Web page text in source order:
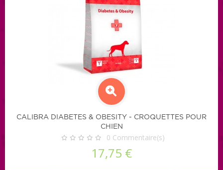
CALIBRA DIABETES & OBESITY - CROQUETTES POUR
CHIEN
0 Commentaire(s)
17,75 €